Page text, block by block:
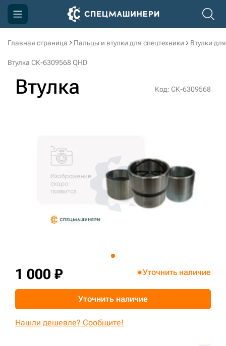
Главная страница Пальцы и втулки для спецтехники Втулки
Втулка СК-6309568 QHD
Втулка Код: СК-6309568
1 000 ₽ Уточнить наличие
Уточнить наличие
Нашли дешевле? Сообщите!
Компания
Доставка и оплата
3D тур по производству
3D тур по складам
sksale@skdst.ru